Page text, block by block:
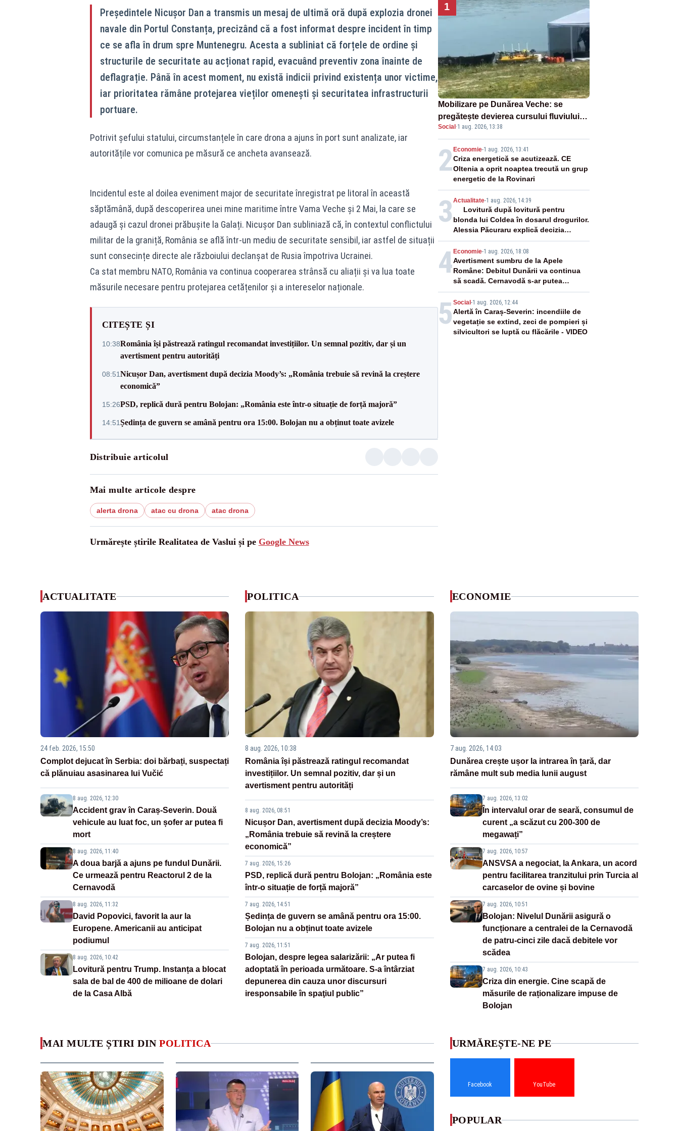
Președintele Nicușor Dan a transmis un mesaj de ultimă oră după explozia dronei
navale din Portul Constanța, precizând că a fost informat despre incident în timp
ce se afla în drum spre Muntenegru. Acesta a subliniat că forțele de ordine și
structurile de securitate au acționat rapid, evacuând preventiv zona înainte de
deflagrație. Până în acest moment, nu există indicii privind existența unor victime,
iar prioritatea rămâne protejarea vieților omenești și securitatea infrastructurii
portuare.
Potrivit șefului statului, circumstanțele în care drona a ajuns în port sunt analizate, iar
autoritățile vor comunica pe măsură ce ancheta avansează.
Incidentul este al doilea eveniment major de securitate înregistrat pe litoral în această
săptămână, după descoperirea unei mine maritime între Vama Veche și 2 Mai, la care se
adaugă și cazul dronei prăbușite la Galați. Nicușor Dan subliniază că, în contextul conflictului
militar de la graniță, România se află într-un mediu de securitate sensibil, iar astfel de situații
sunt consecințe directe ale războiului declanșat de Rusia împotriva Ucrainei.
Ca stat membru NATO, România va continua cooperarea strânsă cu aliații și va lua toate
măsurile necesare pentru protejarea cetățenilor și a intereselor naționale.
CITEȘTE ȘI
10:38România își păstrează ratingul recomandat investițiilor. Un semnal pozitiv, dar și un
avertisment pentru autorități
08:51Nicușor Dan, avertisment după decizia Moody’s: „România trebuie să revină la creștere
economică”
15:26PSD, replică dură pentru Bolojan: „România este într-o situație de forță majoră”
14:51Ședința de guvern se amână pentru ora 15:00. Bolojan nu a obținut toate avizele
Distribuie articolul
Mai multe articole despre
alerta drona atac cu drona atac drona
Urmărește știrile Realitatea de Vaslui și pe Google News
1
Mobilizare pe Dunărea Veche: se
pregătește devierea cursului fluviului
către Cernavodă – VIDEO
Social ·1 aug. 2026, 13:38
2 Economie-1 aug. 2026, 13:41
Criza energetică se acutizează. CE
Oltenia a oprit noaptea trecută un grup
energetic de la Rovinari
3 Actualitate-1 aug. 2026, 14:39
Lovitură după lovitură pentru
blonda lui Coldea în dosarul drogurilor.
Alessia Păcuraru explică decizia
magistraților
4 Economie-1 aug. 2026, 18:08
Avertisment sumbru de la Apele
Române: Debitul Dunării va continua
să scadă. Cernavodă s-ar putea
închide în 4 zile
5 Social -1 aug. 2026, 12:44
Alertă în Caraș-Severin: incendiile de
vegetație se extind, zeci de pompieri și
silvicultori se luptă cu flăcările - VIDEO
ACTUALITATE
24 feb. 2026, 15:50
Complot dejucat în Serbia: doi bărbați, suspectați
că plănuiau asasinarea lui Vučić
8 aug. 2026, 12:30
Accident grav în Caraș-Severin. Două
vehicule au luat foc, un șofer ar putea fi
mort
8 aug. 2026, 11:40
A doua barjă a ajuns pe fundul Dunării.
Ce urmează pentru Reactorul 2 de la
Cernavodă
8 aug. 2026, 11:32
David Popovici, favorit la aur la
Europene. Americanii au anticipat
podiumul
8 aug. 2026, 10:42
Lovitură pentru Trump. Instanța a blocat
sala de bal de 400 de milioane de dolari
de la Casa Albă
POLITICA
8 aug. 2026, 10:38
România își păstrează ratingul recomandat
investițiilor. Un semnal pozitiv, dar și un
avertisment pentru autorități
8 aug. 2026, 08:51
Nicușor Dan, avertisment după decizia Moody’s:
„România trebuie să revină la creștere
economică”
7 aug. 2026, 15:26
PSD, replică dură pentru Bolojan: „România este
într-o situație de forță majoră”
7 aug. 2026, 14:51
Ședința de guvern se amână pentru ora 15:00.
Bolojan nu a obținut toate avizele
7 aug. 2026, 11:51
Bolojan, despre legea salarizării: „Ar putea fi
adoptată în perioada următoare. S-a întârziat
depunerea din cauza unor discursuri
iresponsabile în spaţiul public”
ECONOMIE
7 aug. 2026, 14:03
Dunărea crește ușor la intrarea în țară, dar
rămâne mult sub media lunii august
7 aug. 2026, 13:02
În intervalul orar de seară, consumul de
curent „a scăzut cu 200-300 de
megawați”
7 aug. 2026, 10:57
ANSVSA a negociat, la Ankara, un acord
pentru facilitarea tranzitului prin Turcia al
carcaselor de ovine și bovine
7 aug. 2026, 10:51
Bolojan: Nivelul Dunării asigură o
funcționare a centralei de la Cernavodă
de patru-cinci zile dacă debitele vor
scădea
7 aug. 2026, 10:43
Criza din energie. Cine scapă de
măsurile de raționalizare impuse de
Bolojan
MAI MULTE ȘTIRI DIN POLITICA URMĂREȘTE-NE PE
Facebook YouTube
POPULAR